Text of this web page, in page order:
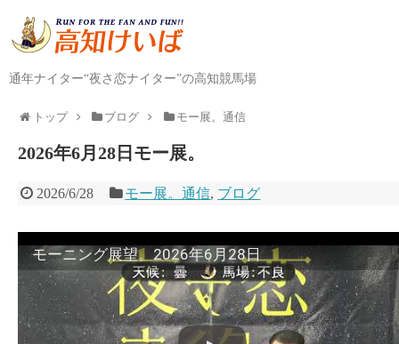
通年ナイター“夜さ恋ナイター”の高知競馬場
トップ ブログ モー展。通信
2026年6月28日モー展。
2026/6/28 モー展。通信, ブログ
モーニング展望。2026年6月28日